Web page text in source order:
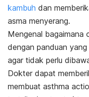
kambuh dan
asma menyerang.
Mengenal bagaimana
dengan panduan
agar tidak perlu
Dokter dapat
membuat asthma